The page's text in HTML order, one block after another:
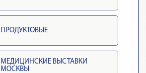
ПРОДУКТОВЫЕ
МЕДИЦИНСКИЕ ВЫСТАВКИ
МОСКВЫ